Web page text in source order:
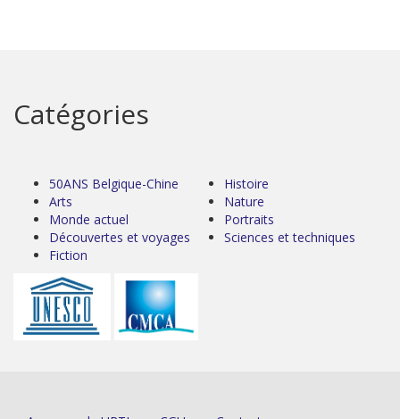
Catégories
50ANS Belgique-Chine
Arts
Monde actuel
Découvertes et voyages
Fiction
Histoire
Nature
Portraits
Sciences et techniques